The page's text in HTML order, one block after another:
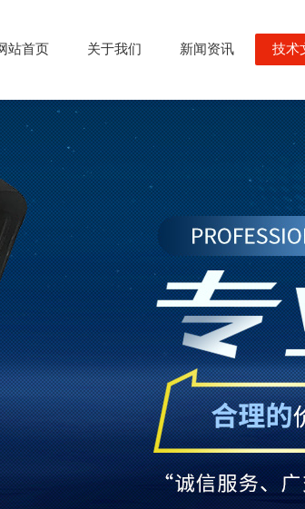
站首页 关于我们 新闻资讯 技术